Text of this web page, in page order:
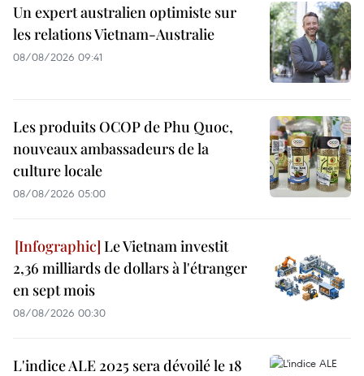
Un expert australien optimiste sur
les relations Vietnam-Australie
08/08/2026 09:41
Les produits OCOP de Phu Quoc,
nouveaux ambassadeurs de la
culture locale
08/08/2026 05:00
Le Vietnam investit
2,36 milliards de dollars à l'étranger
en sept mois
08/08/2026 00:30
L'indice ALE 2025 sera dévoilé le 18